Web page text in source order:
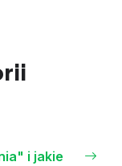
i jakie